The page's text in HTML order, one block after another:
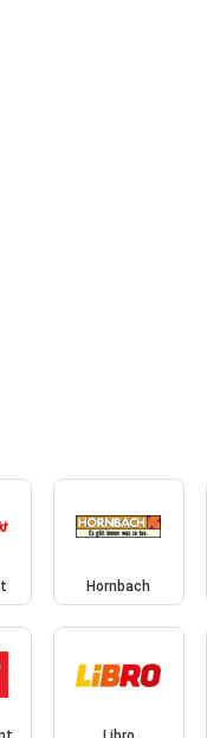
Hornbach